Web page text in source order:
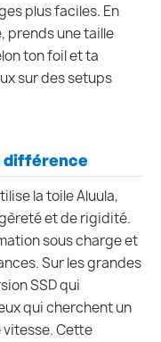
plus faciles. En
prends une taille
ton foil et ta
sur des setups
différence
la toile Aluula,
et de rigidité.
sous charge et
Sur les grandes
SSD qui
qui cherchent un
Cette